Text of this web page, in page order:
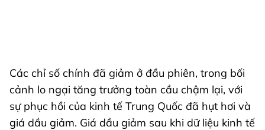
Các chỉ số chính đã giảm ở đầu phiên, trong bối
cảnh lo ngại tăng trưởng toàn cầu chậm lại, với
sự phục hồi của kinh tế Trung Quốc đã hụt hơi và
giá dầu giảm. Giá dầu giảm sau khi dữ liệu kinh tế